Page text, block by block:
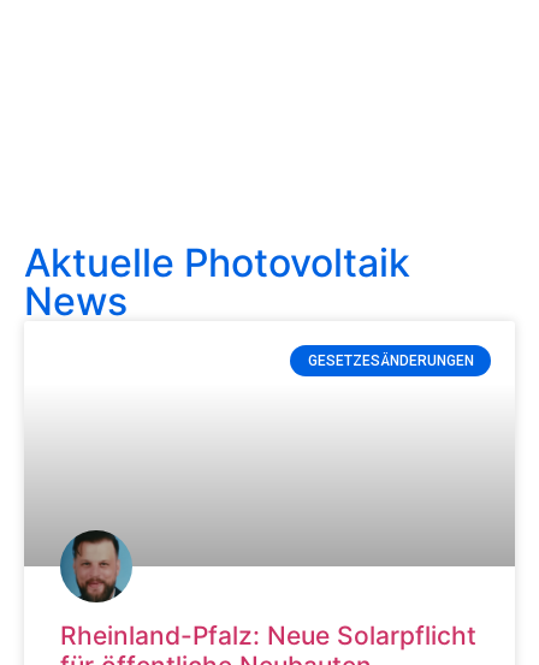
Aktuelle Photovoltaik
News
GESETZESÄNDERUNGEN
Rheinland-Pfalz: Neue Solarpflicht